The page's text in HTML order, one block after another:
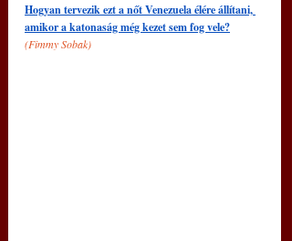
Hogyan tervezik ezt a nőt Venezuela élére állítani,
amikor a katonaság még kezet sem fog vele?
(Fimmy Sobak)